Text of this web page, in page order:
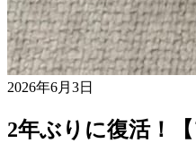
2026年6月3日
2年ぶりに復活！